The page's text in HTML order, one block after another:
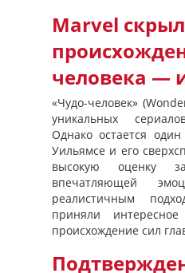
Marvel
человека —
«Чудо-человек»
уникальных
Однако остается
Уильямсе и его
высокую оценку
впечатляющей
реалистичным
приняли
происхождение сил